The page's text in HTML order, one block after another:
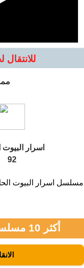
اسرار البيوت
92
أكثر 10 مسلسلات رمضان 2026 مشاهدة